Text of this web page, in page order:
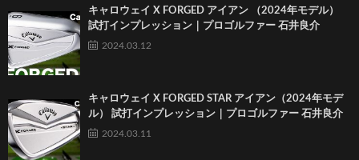
キャロウェイ X FORGED アイアン （2024年モデル）
試打インプレッション｜プロゴルファー 石井良介
2024.03.12
キャロウェイ X FORGED STAR アイアン（2024年モデ
ル） 試打インプレッション｜プロゴルファー 石井良介
2024.03.11